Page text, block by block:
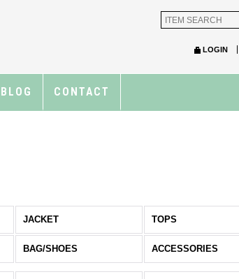
LOGIN
BLOG CONTACT
JACKET TOPS
BAG/SHOES ACCESSORIES